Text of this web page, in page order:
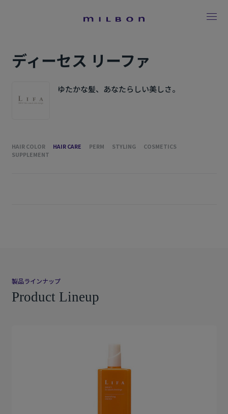
ディーセス リーファ
ゆたかな髪、あなたらしい美しさ。
HAIR COLOR HAIR CARE PERM STYLING
COSMETICS
SUPPLEMENT
製品ラインナップ
Product Lineup